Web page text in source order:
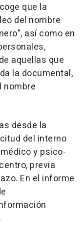
que la
del nombre
así como en
aquellas que
la documental,
nombre
desde la
del interno
y psico-
previa
En el informe